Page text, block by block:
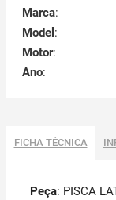
Marca:
Model :
Motor:
Ano:
FICHA TÉCNICA
Peça: PISCA